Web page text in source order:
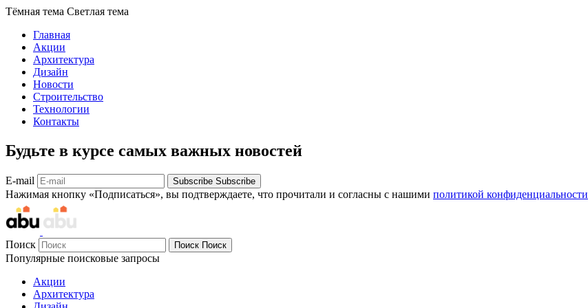
Тёмная тема Светлая тема
Главная
Акции
Архитектура
Дизайн
Новости
Строительство
Технологии
Контакты
Будьте в курсе самых важных новостей
E-mail Subscribe Subscribe
Нажимая кнопку «Подписаться», вы подтверждаете, что прочитали и согласны с нашими политикой конфиденциальности
Поиск Поиск Поиск
Популярные поисковые запросы
Акции
Архитектура